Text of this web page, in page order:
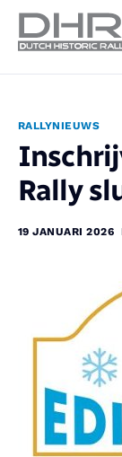
Vraag &
Nieuws
RALLYNIEUWS
Rally
19 JANUARI 2026